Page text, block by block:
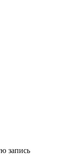
запись